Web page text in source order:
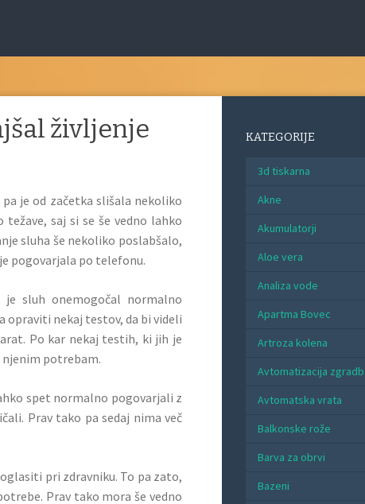
življenje
je od začetka slišala nekoliko
saj si se še vedno lahko
sluha še nekoliko poslabšalo,
pogovarjala po telefonu.
sluh onemogočal normalno
opraviti nekaj testov, da bi videli
Po kar nekaj testih, ki jih je
potrebam.
spet normalno pogovarjali z
Prav tako pa sedaj nima več
pri zdravniku. To pa zato,
Prav tako mora še vedno
KATEGORIJE
3d tiskarna
Akne
Akumulatorji
Aloe vera
Analiza vode
Apartma Bovec
Artroza kolena
Avtomatizacija zgradb
Avtomatska vrata
Balkonske rože
Barva za obrvi
Bazeni